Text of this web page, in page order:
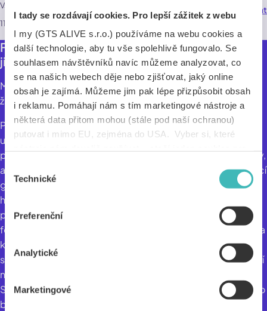
I tady se rozdávají cookies. Pro lepší zážitek z webu
I my (GTS ALIVE s.r.o.) používáme na webu cookies a
další technologie, aby tu vše spolehlivě fungovalo. Se
souhlasem návštěvníků navíc můžeme analyzovat, co
se na našich webech děje nebo zjišťovat, jaký online
obsah je zajímá. Můžeme jim pak lépe přizpůsobit obsah
i reklamu. Pomáhají nám s tím marketingové nástroje a
některá data přitom mohou (stále pod naší ochranou)
putovat i mimo EU, zejména do USA. Vyber si, které
v sekci „Detaily“. Svoji volbu můžeš kdykoliv změnit v
„Nastavení cookies“ (ikonka v zápatí webu). Vše o tom,
souhlasu
Technické
Preferenční
Analytické
Marketingové
Vstupenkové centrum , Palackého 1/740 , Praha
11000
Navigovat
Festival Prague Sounds uvádí hudbu, kterou
jinde neuslyšíte.
Metropolitní, mezinárodní hudební festival neomezený
žánrovými hranicemi - to je Prague Sounds.
Prague Sounds je jednou z nejvýznamnějších hudebních
událostí v České republice, která má stále stejný cíl:
představit v Praze ty nejzajímavější umělce současné scény,
a to jak zavedená jména, tak i ta, která stojí v čele nastupující
generace. Dramaturgie festivalu se opírá o impulzy napříč
hudebními obdobími a žánry a zprostředkovává svému
publiku unikátní, intimní zážitky na různorodých
festivalových scénách v Praze. Společným jmenovatelem a
klíčem k výběru festivalových umělců je, že jejich tvorba
spojuje staré a nové, minulost a současnost, přičemž vytváří
novou kvalitu. Totéž lze říct i o samotném festivalu Prague
Sounds: Respektuje minulost, žije současností a směřuje do
budoucnosti. Tato neustálá evoluce je receptem, díky